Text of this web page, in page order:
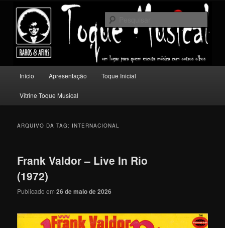
conteúdo
principal
conteúdo
secundário
Toque Musical
Um lugar para quem escuta música com outros olhos.
principal
Início Apresentação Toque Inicial
Vitrine Toque Musical
ARQUIVO DA TAG: INTERNACIONAL
Frank Valdor – Live In Rio
(1972)
Publicado em26 de maio de 2026